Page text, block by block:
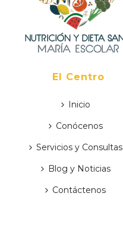
El Centro
Inicio
Conócenos
Servicios y Consultas
Blog y Noticias
Contáctenos